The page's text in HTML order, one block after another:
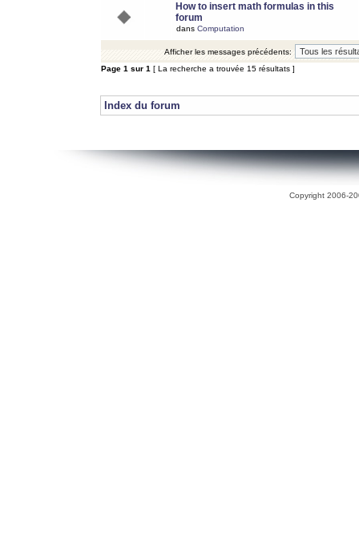
How to insert math formulas in this
forum
dans Computation
Afficher les messages précédents:
Page 1 sur 1 [ La recherche a trouvée 15 résultats ]
Index du forum
Copyright 2006-